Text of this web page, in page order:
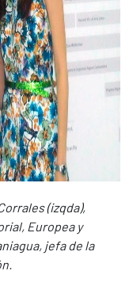
(izqda),
Europea y
jefa de la